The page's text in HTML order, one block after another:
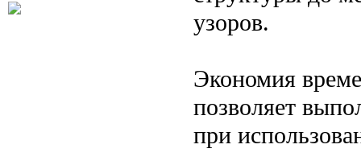
узоров.
Экономия
позволяет
при